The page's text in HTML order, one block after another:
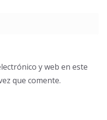
y web en este
que comente.